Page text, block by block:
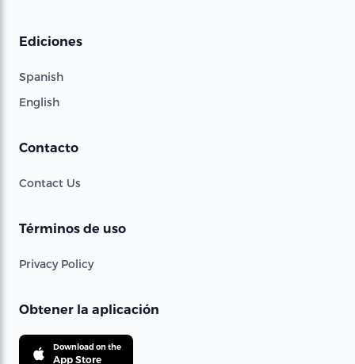
Ediciones
Spanish
English
Contacto
Contact Us
Términos de uso
Privacy Policy
Obtener la aplicación
Download on the
App Store